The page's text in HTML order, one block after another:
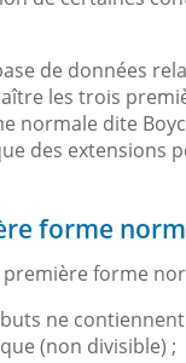
de données
les trois
normale dite
des extensions
forme
forme
ne contiennent
(non divisible) ;